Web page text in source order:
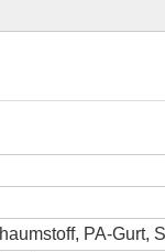
PA-Gurt,